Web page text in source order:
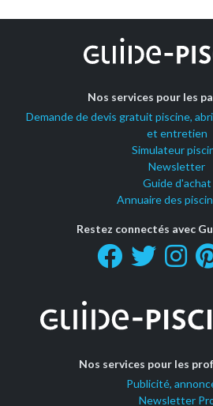
Nos services pour les
Demande de devis gratuit piscine,
et entretien
Simulateur
Newsletter
Guide d'achat
Annuaire des
Restez connectés avec
Nos services pour les
Publicité,
Newsletter